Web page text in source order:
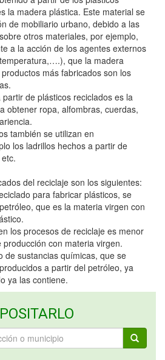
la madera plástica. Este material se
de mobiliario urbano, debido a las
otros materiales, por ejemplo,
a la acción de los agentes externos
que la madera
más fabricados son los
de plásticos reciclados es la
obtener ropa, alfombras, cuerdas,
también se utilizan en
los ladrillos hechos a partir de
del reciclaje son los siguientes:
para fabricar plásticos, se
que es la materia virgen con
los procesos de reciclaje es menor
con materia virgen.
de sustancias químicas, que se
a partir del petróleo, ya
ya las contiene.